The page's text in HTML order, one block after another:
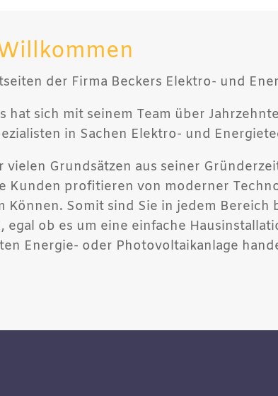
der Firma Beckers Elektro- und
hat sich mit seinem Team über
in Sachen Elektro- und
vielen Grundsätzen aus seiner
Kunden profitieren von moderner
Können. Somit sind Sie in jedem
egal ob es um eine einfache
Energie- oder Photovoltaikanlage